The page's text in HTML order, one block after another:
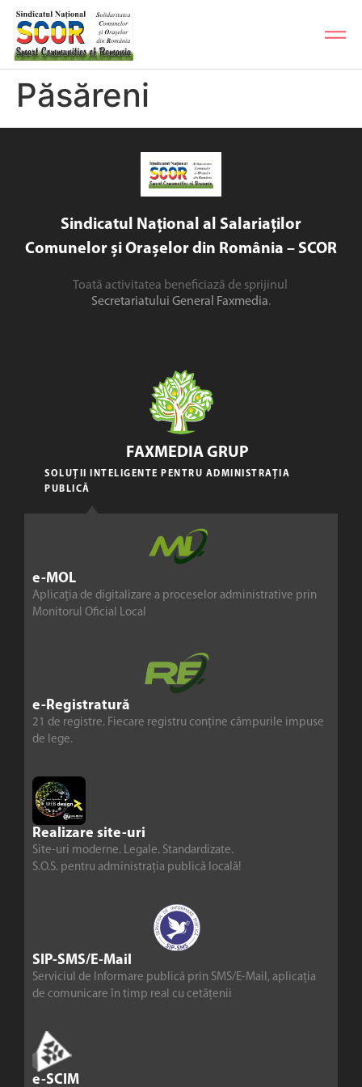
Păsăreni
Sindicatul Național al Salariaților
Comunelor și Orașelor din România – SCOR
Toată activitatea beneficiază de sprijinul
Secretariatului General Faxmedia.
e-MOL
Aplicația de digitalizare a proceselor administrative prin
Monitorul Oficial Local
e-Registratură
21 de registre. Fiecare registru conține câmpurile impuse
de lege.
Realizare site-uri
Site-uri moderne. Legale. Standardizate.
S.O.S. pentru administrația publică locală!
SIP-SMS/E-Mail
Serviciul de Informare publică prin SMS/E-Mail, aplicația
de comunicare în timp real cu cetățenii
e-SCIM
FAXMEDIA GRUP
SOLUȚII INTELIGENTE PENTRU ADMINISTRAȚIA
PUBLICĂ